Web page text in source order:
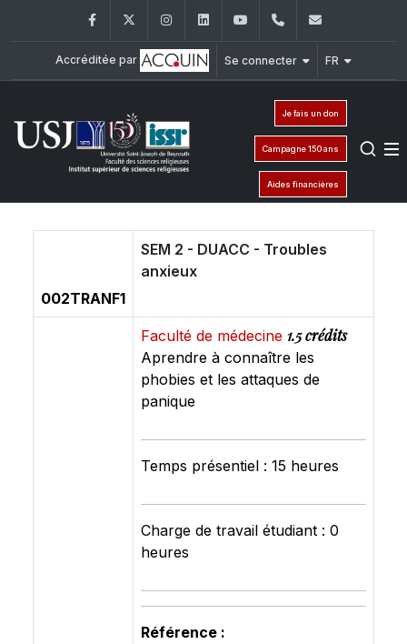
FacebookTwitter InstagramLinkedInYouTube+961 (1) 421 581
Accréditée par Se connecter FR
Je fais un don
Campagne 150 ans
Aides financières
002TRANF1
SEM 2 - DUACC - Troubles
anxieux
Faculté de médecine 1.5 crédits
Aprendre à connaître les
phobies et les attaques de
panique
Temps présentiel : 15 heures
Charge de travail étudiant : 0
heures
Référence :